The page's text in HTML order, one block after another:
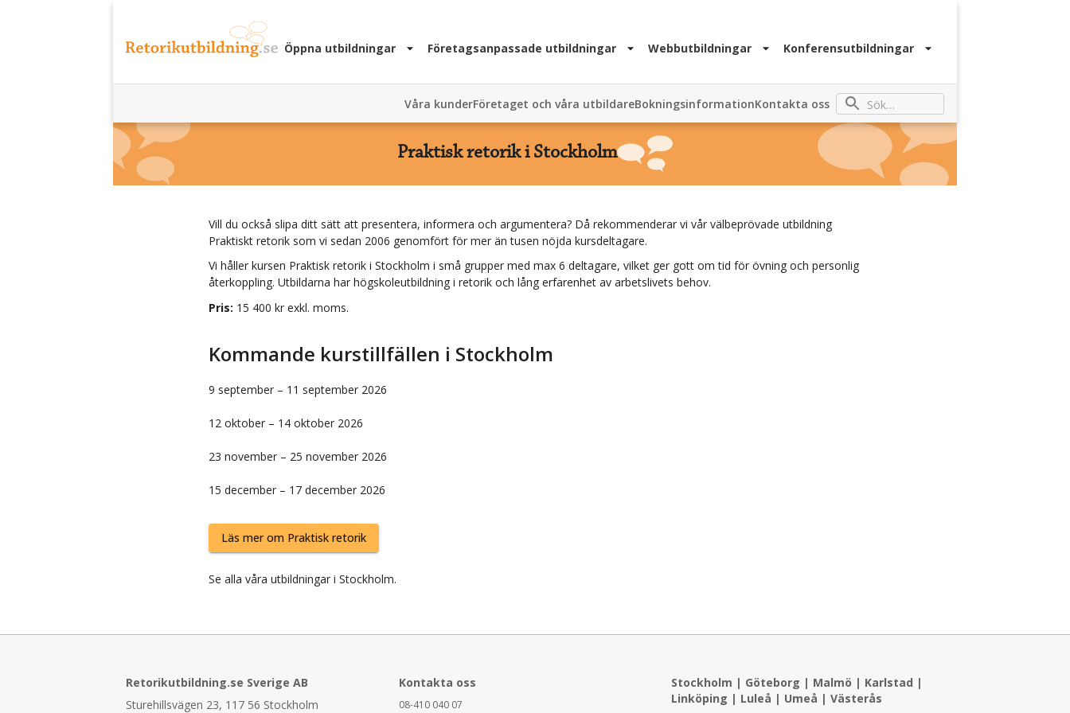
Öppna utbildningar Företagsanpassade utbildningar Webbutbildningar Konferensutbildningar
Våra kunderFöretaget och våra utbildareBokningsinformationKontakta oss
Praktisk retorik i Stockholm
Vill du också slipa ditt sätt att presentera, informera och argumentera? Då rekommenderar vi vår välbeprövade utbildning
Praktiskt retorik som vi sedan 2006 genomfört för mer än tusen nöjda kursdeltagare.
Vi håller kursen Praktisk retorik i Stockholm i små grupper med max 6 deltagare, vilket ger gott om tid för övning och personlig
återkoppling. Utbildarna har högskoleutbildning i retorik och lång erfarenhet av arbetslivets behov.
Pris: 15 400 kr exkl. moms.
Kommande kurstillfällen i Stockholm
9 september – 11 september 2026
12 oktober – 14 oktober 2026
23 november – 25 november 2026
15 december – 17 december 2026
Läs mer om Praktisk retorik
Se alla våra utbildningar i Stockholm.
Retorikutbildning.se Sverige AB
Sturehillsvägen 23, 117 56 Stockholm
Kontakta oss
08-410 040 07
Stockholm | Göteborg | Malmö | Karlstad |
Linköping | Luleå | Umeå |Västerås